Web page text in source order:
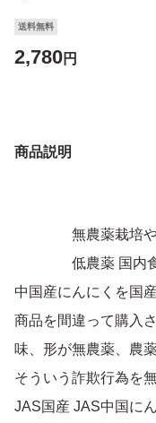
送料無料
2,780円
商品説明
無農薬栽培や
低農薬 国内食
中国産にんにくを国
商品を間違って購入
味、形が無農薬、農
そういう詐欺行為を
JAS国産 JAS中国に